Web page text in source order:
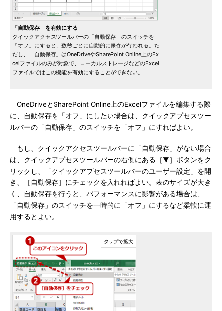
「自動保存」を有効にする
クイックアクセスツールバーの「自動保存」のスイッチを
「オフ」にすると、数秒ごとに自動的に保存が行われる。た
だし、「自動保存」はOneDriveやSharePoint Online上のEx
celファイルのみが対象で、ローカルストレージなどのExcel
ファイルではこの機能を有効にすることができない。
OneDriveとSharePoint Online上のExcelファイルを編集する際
に、自動保存を「オフ」にしたい場合は、クイックアプセスツー
ルバーの「自動保存」のスイッチを「オフ」にすればよい。
もし、クイックアクセスツールバーに「自動保存」がない場合
は、クイックアプセスツールバーの右側にある［▼］ボタンをク
リックし、「クイックアプセスツールバーのユーザー設定」を開
き、［自動保存］にチェックを入れればよい。表のサイズが大き
く、自動保存を行うと、パフォーマンスに影響がある場合は、
「自動保存」のスイッチを一時的に「オフ」にするなど柔軟に運
用するとよい。